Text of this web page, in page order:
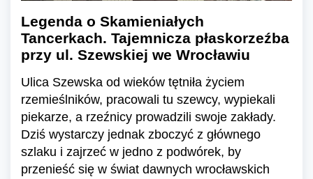
Legenda o Skamieniałych
Tancerkach. Tajemnicza płaskorzeźba
przy ul. Szewskiej we Wrocławiu
Ulica Szewska od wieków tętniła życiem
rzemieślników, pracowali tu szewcy, wypiekali
piekarze, a rzeźnicy prowadzili swoje zakłady.
Dziś wystarczy jednak zboczyć z głównego
szlaku i zajrzeć w jedno z podwórek, by
przenieść się w świat dawnych wrocławskich